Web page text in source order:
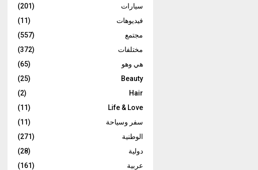
سيارات
(201)
فيديوهات
(11)
مجتمع
(557)
مختلفات
(372)
هي وهو
(65)
Beauty
(25)
Hair
(2)
Life & Love
(11)
سفر وسياحة
(11)
الوطنية
(271)
دولية
(28)
عربية
(161)